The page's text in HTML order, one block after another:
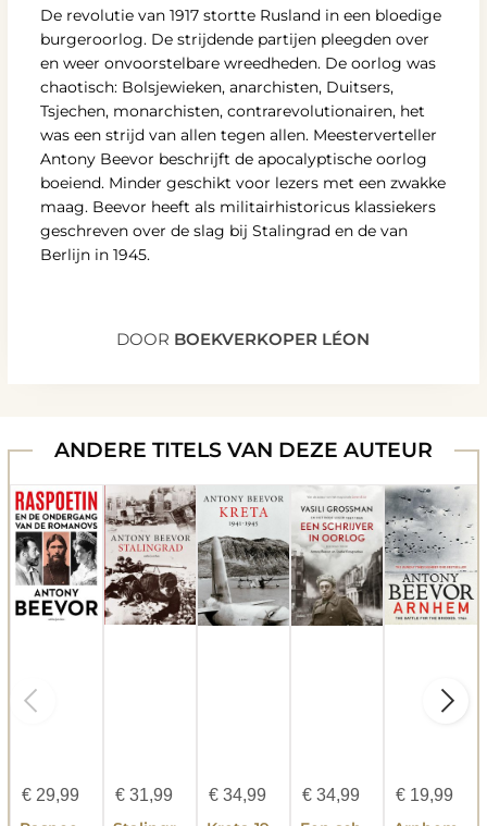
De revolutie van 1917 stortte Rusland in een bloedige
burgeroorlog. De strijdende partijen pleegden over
en weer onvoorstelbare wreedheden. De oorlog was
chaotisch: Bolsjewieken, anarchisten, Duitsers,
Tsjechen, monarchisten, contrarevolutionairen, het
was een strijd van allen tegen allen. Meesterverteller
Antony Beevor beschrijft de apocalyptische oorlog
boeiend. Minder geschikt voor lezers met een zwakke
maag. Beevor heeft als militairhistoricus klassiekers
geschreven over de slag bij Stalingrad en de van
Berlijn in 1945.
DOOR BOEKVERKOPER LÉON
ANDERE TITELS VAN DEZE AUTEUR
€29,99 €31,99 € 34,99 € 34,99 € 19,99